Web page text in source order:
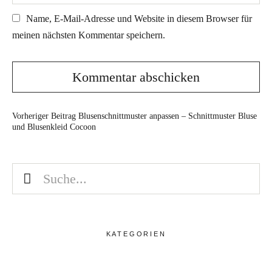
Name, E-Mail-Adresse und Website in diesem Browser für
meinen nächsten Kommentar speichern.
Vorheriger Beitrag Blusenschnittmuster anpassen – Schnittmuster Bluse
und Blusenkleid Cocoon
KATEGORIEN